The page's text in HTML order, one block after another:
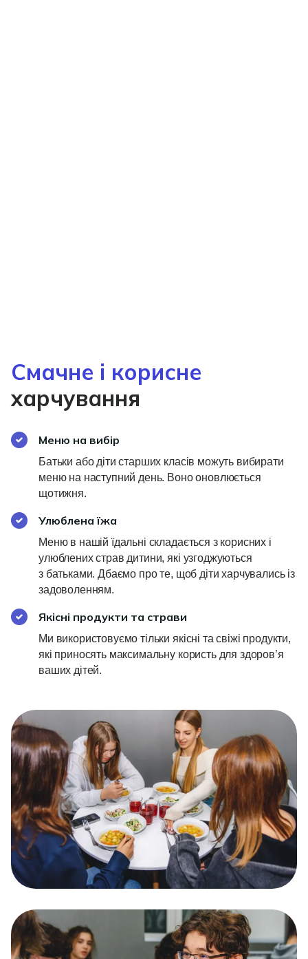
Смачне і корисне
харчування
Меню на вибір
Батьки або діти старших класів можуть вибирати
меню на наступний день. Воно оновлюється
щотижня.
Улюблена їжа
Меню в нашій їдальні складається з корисних і
улюблених страв дитини, які узгоджуються
з батьками. Дбаємо про те, щоб діти харчувались із
задоволенням.
Якісні продукти та страви
Ми використовуємо тільки якісні та свіжі продукти,
які приносять максимальну користь для здоров’я
ваших дітей.